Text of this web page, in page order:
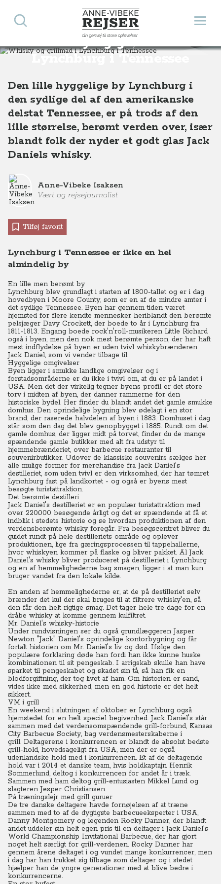
Anne-Vibeke Rejser
din genvej til store oplevelser
Åbn
Søg
Whisky og grillmad i
Lynchburg i Tennessee
Destinationer Nordamerika USA Whisky og grillmad i Lynchburg i Tennessee
Den lille hyggelige by Lynchburg i
den sydlige del af den amerikanske
delstat Tennessee, er på trods af den
lille størrelse, berømt verden over, især
blandt folk der nyder et godt glas Jack
Daniels whisky.
Anne-Vibeke Isaksen
Vært og rejsejournalist
Tilføj favorit
Lynchburg i Tennessee er ikke en hel
almindelig by
En lille men berømt by
Lynchburg blev grundlagt i starten af 1800-tallet og er i dag
hovedbyen i Moore County, som er en af de mindre amter i
det sydlige Tennessee. Byen har gennem tiden været
hjemsted for flere kendte mennesker heriblandt den berømte
pelsjæger Davy Crockett, der boede to år i Lynchburg fra
1811-1813. Engang boede rock'n'roll-musikeren Little Richard
også i byen, men den nok mest berømte person, der har haft
mest indflydelse på byen er uden tvivl whiskybrænderen
Jack Daniel, som vi vender tilbage til.
Hyggelige omgivelser
Byen ligger i smukke landlige omgivelser og i
forstadsområderne er du ikke i tvivl om, at du er på landet i
USA. Men det der virkelig tegner byens profil er det store
torv i midten af byen, der danner rammerne for den
historiske bydel. Her finder du blandt andet det gamle smukke
domhus. Den oprindelige bygning blev ødelagt i en stor
brand, der raserede halvdelen af byen i 1883. Domhuset i dag
står som den dag det blev genopbygget i 1885. Rundt om det
gamle domhus, der ligger midt på torvet, finder du de mange
spændende gamle butikker med alt fra udstyr til
hjemmebrænderiet, over barbecue restauranter til
souvenirbutikker. Udover de klassiske souvenirs sælges her
alle mulige former for merchandise fra Jack Daniel's
destilleriet, som uden tvivl er den virksomhed, der har tømret
Lynchburg fast på landkortet - og også er byens mest
besøgte turistattraktion.
Det berømte destilleri
Jack Daniel's destilleriet er en populær turistattraktion med
over 220.000 besøgende årligt og det er spændende at få et
indblik i stedets historie og se hvordan produktionen af den
verdensberømte whisky foregår. Fra besøgscentret bliver du
guidet rundt på hele destilleriets område og oplever
produktionen, lige fra gæringsprocessen til tappehallerne,
hvor whiskyen kommer på flaske og bliver pakket. Al Jack
Daniel's whisky bliver produceret på destilleriet i Lynchburg
og en af hemmelighederne bag smagen, ligger i at man kun
bruger vandet fra den lokale kilde.
En anden af hemmelighederne er, at de på destilleriet selv
brænder det kul der skal bruges til at filtrere whisky'en, så
den får den helt rigtige smag. Det tager hele tre dage for en
dråbe whisky at komme gennem kulfiltret.
Mr. Daniel's whisky-historie
Under rundvisningen ser du også grundlæggeren Jasper
Newton "Jack" Daniel's oprindelige kontorbygning og får
fortalt historien om Mr. Daniel's liv og død. Ifølge den
populære forklaring døde han fordi han ikke kunne huske
kombinationen til sit pengeskab. I arrigskab skulle han have
sparket til pengeskabet og skadet sin tå, så han fik en
blodforgiftning, der tog livet af ham. Om historien er sand,
vides ikke med sikkerhed, men en god historie er det helt
sikkert.
VM i grill
En weekend i slutningen af oktober er Lynchburg også
hjemstedet for en helt speciel begivenhed. Jack Daniel's står
sammen med det verdensomspændende grill-forbund, Kansas
City Barbecue Society, bag verdensmesterskaberne i
grill. Deltagerene i konkurrencen er blandt de absolut bedste
grill-hold, hovedsageligt fra USA, men der er også
udenlandske hold med i konkurrencen. Et af de deltagende
hold var i 2014 et danske team, hvis holdkaptajn Henrik
Sommerlund, deltog i konkurrencen for andet år i træk.
Sammen med ham deltog grill-entusiasten Mikkel Lund og
slagteren Jesper Christiansen.
På træningslejr med grill guruer
De tre danske deltagere havde fornøjelsen af at træne
sammen med to af de dygtigste barbecueeksperter i USA,
Danny Montgomery og legenden Rocky Danner, der blandt
andet uddeler sin helt egen pris til en deltager i Jack Daniel's
World Championship Invitational Barbecue, der har gjort
noget helt særligt for grill-verdenen. Rocky Danner har
gennem årene deltaget i og vundet mange konkurrencer, men
i dag har han trukket sig tilbage som deltager og i stedet
hjælper han de yngre generationer med at blive bedre i
konkurrencerne.